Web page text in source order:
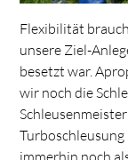
Flexibilität
unsere Ziel-
besetzt war.
wir noch die
immerhin noch